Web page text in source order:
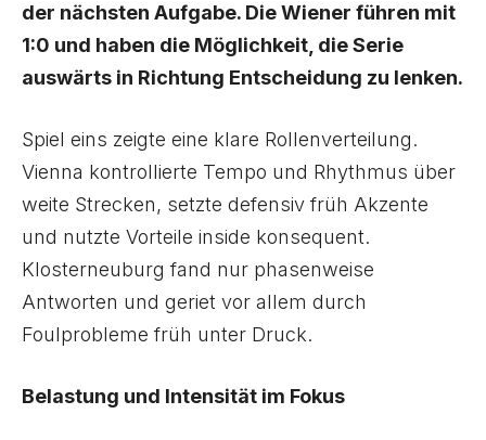
der nächsten Aufgabe. Die Wiener führen mit
1:0 und haben die Möglichkeit, die Serie
auswärts in Richtung Entscheidung zu lenken.
Spiel eins zeigte eine klare Rollenverteilung.
Vienna kontrollierte Tempo und Rhythmus über
weite Strecken, setzte defensiv früh Akzente
und nutzte Vorteile inside konsequent.
Klosterneuburg fand nur phasenweise
Antworten und geriet vor allem durch
Foulprobleme früh unter Druck.
Belastung und Intensität im Fokus